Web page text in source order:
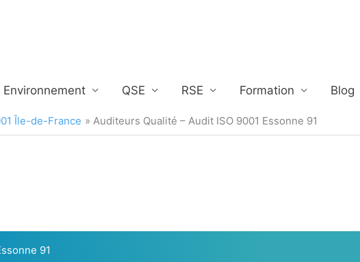
Environnement QSE RSE Formation Blog
Île-de-France Auditeurs Qualité – Audit ISO 9001 Essonne 91
91